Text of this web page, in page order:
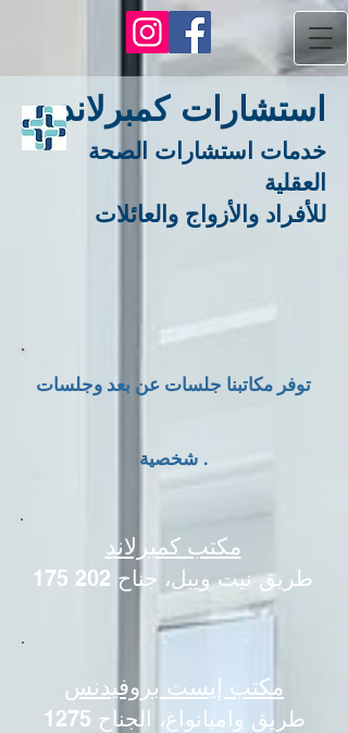
استشارات كمبرلاند
خدمات استشارات الصحة
العقلية
للأفراد والأزواج والعائلات
توفر مكاتبنا جلسات عن بعد وجلسات
شخصية .
مكتب كمبرلاند
175 طريق نيت ويبل، جناح 202
مكتب إيست بروفيدنس
1275 طريق وامبانواغ، الجناح